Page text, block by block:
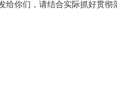
们，请结合实际抓好贯彻